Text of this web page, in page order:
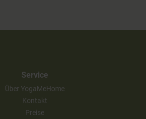
Service
Über YogaMeHome
Kontakt
Preise